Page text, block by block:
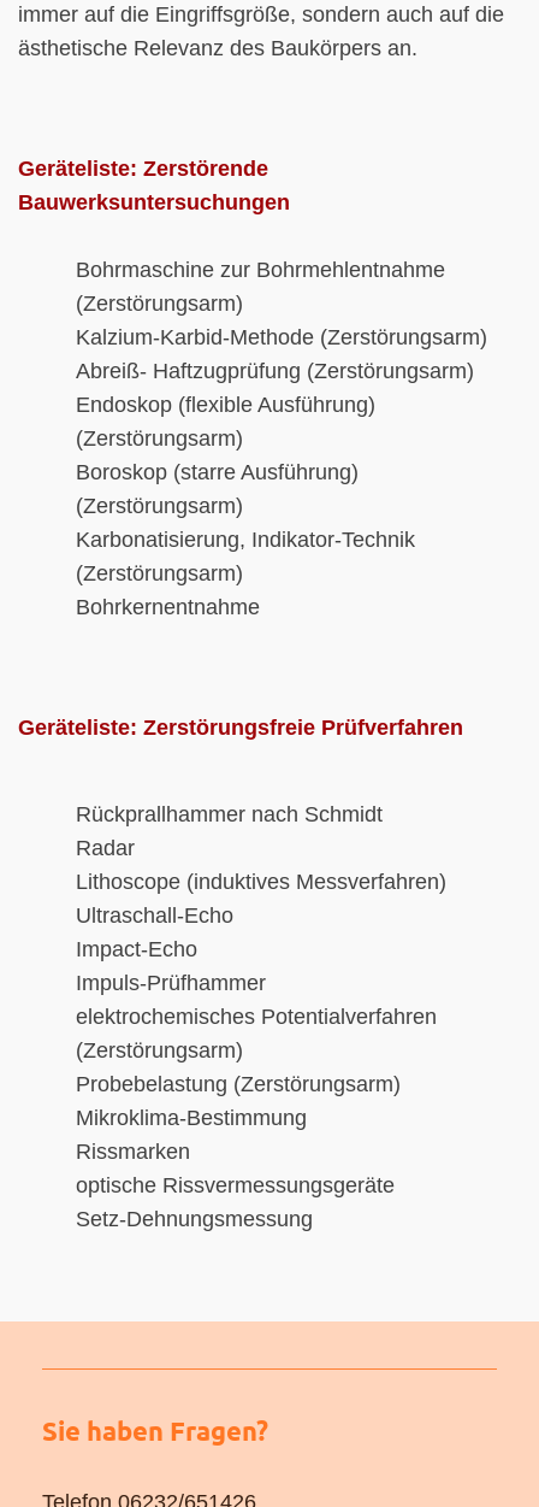
immer auf die Eingriffsgröße, sondern auch auf die
ästhetische Relevanz des Baukörpers an.
Geräteliste: Zerstörende
Bauwerksuntersuchungen
Bohrmaschine zur Bohrmehlentnahme
(Zerstörungsarm)
Kalzium-Karbid-Methode (Zerstörungsarm)
Abreiß- Haftzugprüfung (Zerstörungsarm)
Endoskop (flexible Ausführung)
(Zerstörungsarm)
Boroskop (starre Ausführung)
(Zerstörungsarm)
Karbonatisierung, Indikator-Technik
(Zerstörungsarm)
Bohrkernentnahme
Geräteliste: Zerstörungsfreie Prüfverfahren
Rückprallhammer nach Schmidt
Radar
Lithoscope (induktives Messverfahren)
Ultraschall-Echo
Impact-Echo
Impuls-Prüfhammer
elektrochemisches Potentialverfahren
(Zerstörungsarm)
Probebelastung (Zerstörungsarm)
Mikroklima-Bestimmung
Rissmarken
optische Rissvermessungsgeräte
Setz-Dehnungsmessung
Sie haben Fragen?
Telefon 06232/651426